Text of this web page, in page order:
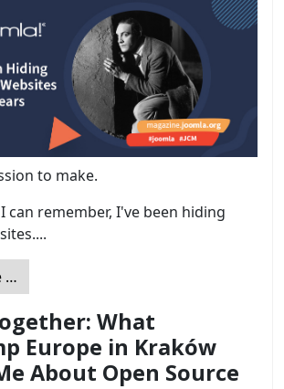
to make.
can remember, I've been hiding
…
What
Europe in Kraków
About Open Source